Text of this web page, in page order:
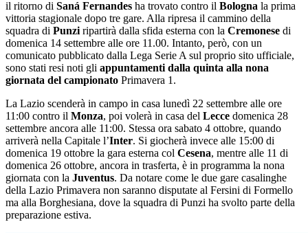
il ritorno di Saná Fernandes ha trovato contro il Bologna la prima
vittoria stagionale dopo tre gare. Alla ripresa il cammino della
squadra di Punzi ripartirà dalla sfida esterna con la Cremonese di
domenica 14 settembre alle ore 11.00. Intanto, però, con un
comunicato pubblicato dalla Lega Serie A sul proprio sito ufficiale,
sono stati resi noti gli appuntamenti dalla quinta alla nona
giornata del campionato Primavera 1.
La Lazio scenderà in campo in casa lunedì 22 settembre alle ore
11:00 contro il Monza, poi volerà in casa del Lecce domenica 28
settembre ancora alle 11:00. Stessa ora sabato 4 ottobre, quando
arriverà nella Capitale l’Inter. Si giocherà invece alle 15:00 di
domenica 19 ottobre la gara esterna col Cesena, mentre alle 11 di
domenica 26 ottobre, ancora in trasferta, è in programma la nona
giornata con la Juventus. Da notare come le due gare casalinghe
della Lazio Primavera non saranno disputate al Fersini di Formello
ma alla Borghesiana, dove la squadra di Punzi ha svolto parte della
preparazione estiva.